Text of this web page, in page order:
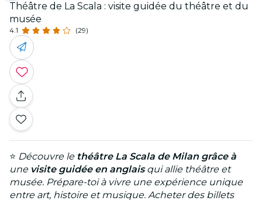
Théâtre de La Scala : visite guidée du théâtre et du
musée
4.1 (29)
⭐ Découvre le théâtre La Scala de Milan grâce à
une visite guidée en anglaisqui allie théâtre et
musée. Prépare-toi à vivre une expérience unique
entre art, histoire et musique. Acheter des billets